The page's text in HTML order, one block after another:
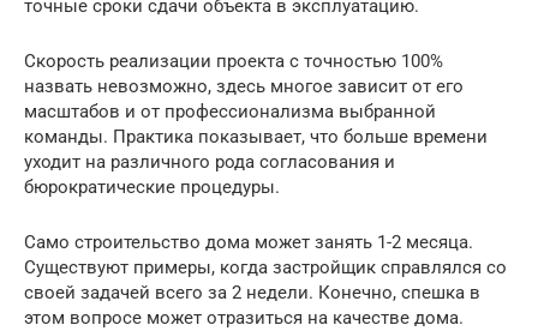
точные сроки сдачи объекта в эксплуатацию.
Скорость реализации проекта с точностью 100%
назвать невозможно, здесь многое зависит от его
масштабов и от профессионализма выбранной
команды. Практика показывает, что больше времени
уходит на различного рода согласования и
бюрократические процедуры.
Само строительство дома может занять 1-2 месяца.
Существуют примеры, когда застройщик справлялся со
своей задачей всего за 2 недели. Конечно, спешка в
этом вопросе может отразиться на качестве дома.